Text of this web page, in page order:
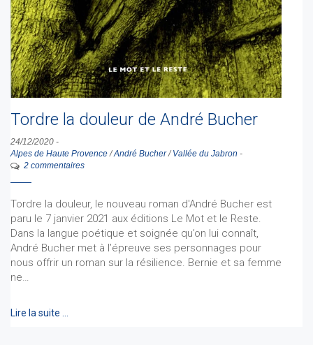
Tordre la douleur de André Bucher
24/12/2020 -
Alpes de Haute Provence/André Bucher/ Vallée du Jabron -
2 commentaires
Tordre la douleur, le nouveau roman d'André Bucher est
paru le 7 janvier 2021 aux éditions Le Mot et le Reste.
Dans la langue poétique et soignée qu’on lui connaît,
André Bucher met à l’épreuve ses personnages pour
nous offrir un roman sur la résilience. Bernie et sa femme
ne…
Lire la suite …